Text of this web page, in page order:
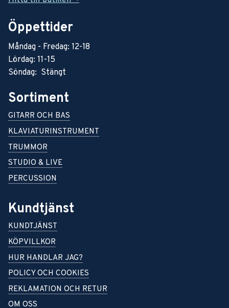
Öppettider
Måndag - Fredag: 12-18
Lördag: 11-15
Söndag: Stängt
Sortiment
GITARR OCH BAS
KLAVIATURINSTRUMENT
TRUMMOR
STUDIO & LIVE
PERCUSSION
Kundtjänst
KUNDTJÄNST
KÖPVILLKOR
HUR HANDLAR JAG?
POLICY OCH COOKIES
REKLAMATION OCH RETUR
OM OSS